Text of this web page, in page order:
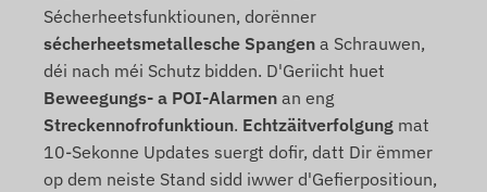
Sécherheetsfunktiounen, dorënner
sécherheetsmetallesche Spangen a Schrauwen,
déi nach méi Schutz bidden. D'Geriicht huet
Beweegungs- a POI-Alarmen an eng
Streckennofrofunktioun. Echtzäitverfolgung mat
10-Sekonne Updates suergt dofir, datt Dir ëmmer
op dem neiste Stand sidd iwwer d'Gefierpositioun,